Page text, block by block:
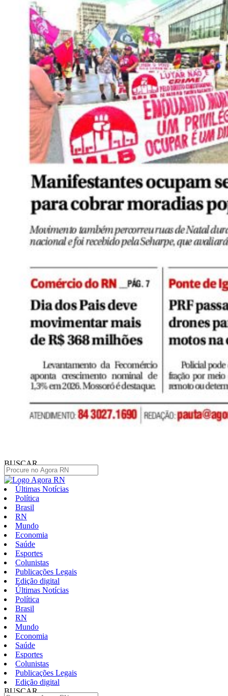
BUSCAR
Últimas Notícias
Política
Brasil
RN
Mundo
Economia
Saúde
Esportes
Colunistas
Publicações Legais
Edição digital
Últimas Notícias
Política
Brasil
RN
Mundo
Economia
Saúde
Esportes
Colunistas
Publicações Legais
Edição digital
BUSCAR